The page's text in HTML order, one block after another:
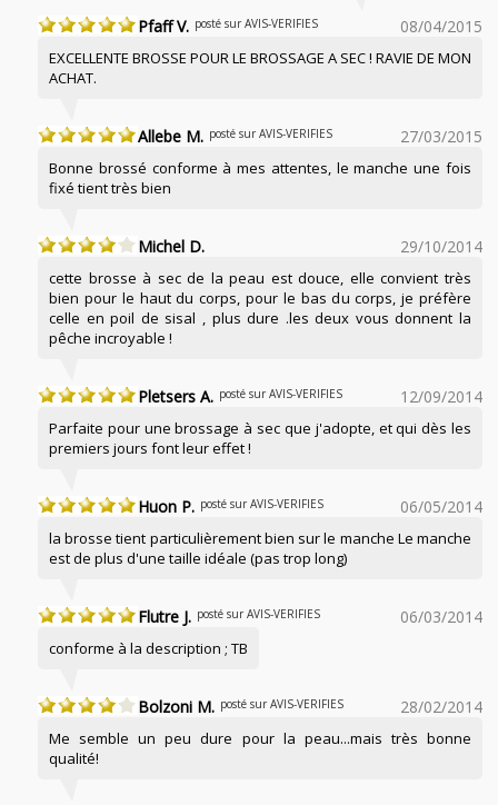
Pfaff V. posté sur AVIS-VERIFIES 08/04/2015
EXCELLENTE BROSSE POUR LE BROSSAGE A SEC ! RAVIE DE MON
ACHAT.
Allebe M. posté sur AVIS-VERIFIES 27/03/2015
Bonne brossé conforme à mes attentes, le manche une fois
fixé tient très bien
Michel D. 29/10/2014
cette brosse à sec de la peau est douce, elle convient très
bien pour le haut du corps, pour le bas du corps, je préfère
celle en poil de sisal , plus dure .les deux vous donnent la
pêche incroyable !
Pletsers A. posté sur AVIS-VERIFIES 12/09/2014
Parfaite pour une brossage à sec que j'adopte, et qui dès les
premiers jours font leur effet !
Huon P. posté sur AVIS-VERIFIES 06/05/2014
la brosse tient particulièrement bien sur le manche Le manche
est de plus d'une taille idéale (pas trop long)
Flutre J. posté sur AVIS-VERIFIES 06/03/2014
conforme à la description ; TB
Bolzoni M. posté sur AVIS-VERIFIES 28/02/2014
Me semble un peu dure pour la peau...mais très bonne
qualité!